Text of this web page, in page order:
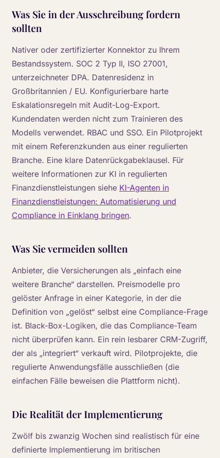
Was Sie in der Ausschreibung fordern
sollten
Nativer oder zertifizierter Konnektor zu Ihrem
Bestandssystem. SOC 2 Typ II, ISO 27001,
unterzeichneter DPA. Datenresidenz in
Großbritannien / EU. Konfigurierbare harte
Eskalationsregeln mit Audit-Log-Export.
Kundendaten werden nicht zum Trainieren des
Modells verwendet. RBAC und SSO. Ein Pilotprojekt
mit einem Referenzkunden aus einer regulierten
Branche. Eine klare Datenrückgabeklausel. Für
weitere Informationen zur KI in regulierten
Finanzdienstleistungen siehe KI-Agenten in
Finanzdienstleistungen: Automatisierung und
Compliance in Einklang bringen.
Was Sie vermeiden sollten
Anbieter, die Versicherungen als „einfach eine
weitere Branche“ darstellen. Preismodelle pro
gelöster Anfrage in einer Kategorie, in der die
Definition von „gelöst“ selbst eine Compliance-Frage
ist. Black-Box-Logiken, die das Compliance-Team
nicht überprüfen kann. Ein rein lesbarer CRM-Zugriff,
der als „integriert“ verkauft wird. Pilotprojekte, die
regulierte Anwendungsfälle ausschließen (die
einfachen Fälle beweisen die Plattform nicht).
Die Realität der Implementierung
Zwölf bis zwanzig Wochen sind realistisch für eine
definierte Implementierung im britischen